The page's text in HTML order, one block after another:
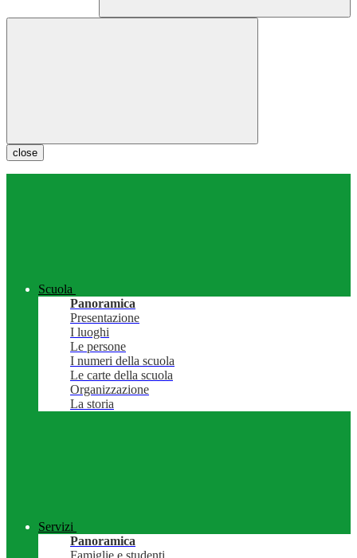
close
Scuola
Panoramica
Presentazione
I luoghi
Le persone
I numeri della scuola
Le carte della scuola
Organizzazione
La storia
Servizi
Panoramica